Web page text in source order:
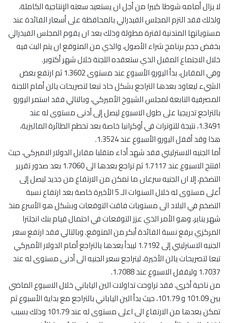
لا يزال أمامه شوطا كبيرا من أجل ان يستعيد سعته الإنتاجية الكاملة،
ولذلك فقد التزم المجلس الفيدرالي بالمحافظة على أسعار الفائدة عند
مستوياتها المتدنية لفترة مطولة وذلك بعد ان يقوم المجلس الفيدرالي
بخفض حجم برنامج شراء الأصول، والذي من المتوقع ان يتم البت فيه
خلال الاجتماع المقبل الذي ستعقده اللجنة خلال شهر أكتوبر.
وفي المقابل، بدأ اليورو الأسبوع عند مستوى 1.3602 ثم ارتفع بعض
الشيء ليعاود بعدها التراجع بشكل حاد تبعا لتصريحات يالن أمام اللجنة
المصرفية التابعة لمجلس الشيوخ الأميركي، وبالتالي فقد استمر اليورو
بالتراجع تدريجيا على طول الاسبوع ليصل إلى أدنى مستوى له عند
1.3491، نتيجة للتوترات في أوكرانيا خاصة بعد تحطم الطائرة الماليزية،
هذا وقد أقفل اليورو الأسبوع عند 1.3524.
أما الجنيه الاسترليني فقد شهد أداء متقلبا مقابل الدولار الاميركي، حيث
افتتح الاسبوع عند 1.7117 ثم تراجع بعدها الى 1.7060 بعد صدور تقرير
التضخم، إلا ان الجنيه سرعان ما تمكن من الارتفاع من جديد ليصل إلى
أعلى مستوى له خلال السنوات الـ 5 الأخيرة خاصة بعد ارتفاع نسبة
التضخم في البلاد الى مستويات فاقت التوقعات وبشكل هو الأسرع منذ
شهر يناير، وهو الأمر الذي عزز التوقعات في احتمال قيام بنك انجلترا
المركزي برفع نسبة الفائدة أبكر من المتوقع. وبالتالي فقد ارتفع سعر
الجنيه الاسترليني إلى 1.7192 ليبدأ بعدها بالتراجع أمام الدولار الأميركي
تبعا لتصريحات يالن الأخيرة، ليتراجع سعر الجنيه الى أدنى مستوى له عند
1.7037 وليقفل الاسبوع عند 1.7088.
من ناحية أخرى، فقد تراوحت تداولات الين الياباني خلال الاسبوع الماضي
بين 101.09 و 101.79، حيث بدأ الين الياباني بالتراجع مع بداية الأسبوع ثم
تمكن بعدها من الارتفاع الى اعلى مستوى له عند 101.79 وذلك بسبب